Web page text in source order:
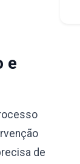
e
de